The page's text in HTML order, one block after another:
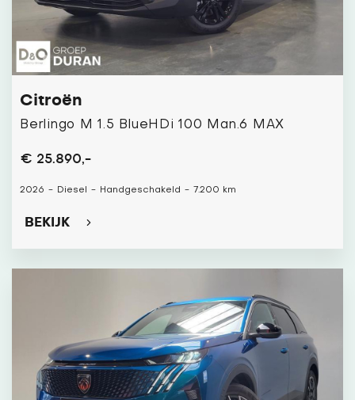
Citroën
Berlingo M 1.5 BlueHDi 100 Man.6 MAX
€ 25.890,-
2026 - Diesel - Handgeschakeld - 7.200 km
BEKIJK